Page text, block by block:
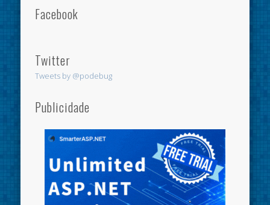
Facebook
Twitter
Tweets by @podebug
Publicidade